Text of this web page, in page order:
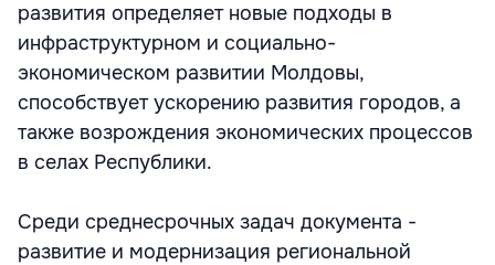
развития определяет новые подходы в
инфраструктурном и социально-
экономическом развитии Молдовы,
способствует ускорению развития городов, а
также возрождения экономических процессов
в селах Республики.
Среди среднесрочных задач документа -
развитие и модернизация региональной